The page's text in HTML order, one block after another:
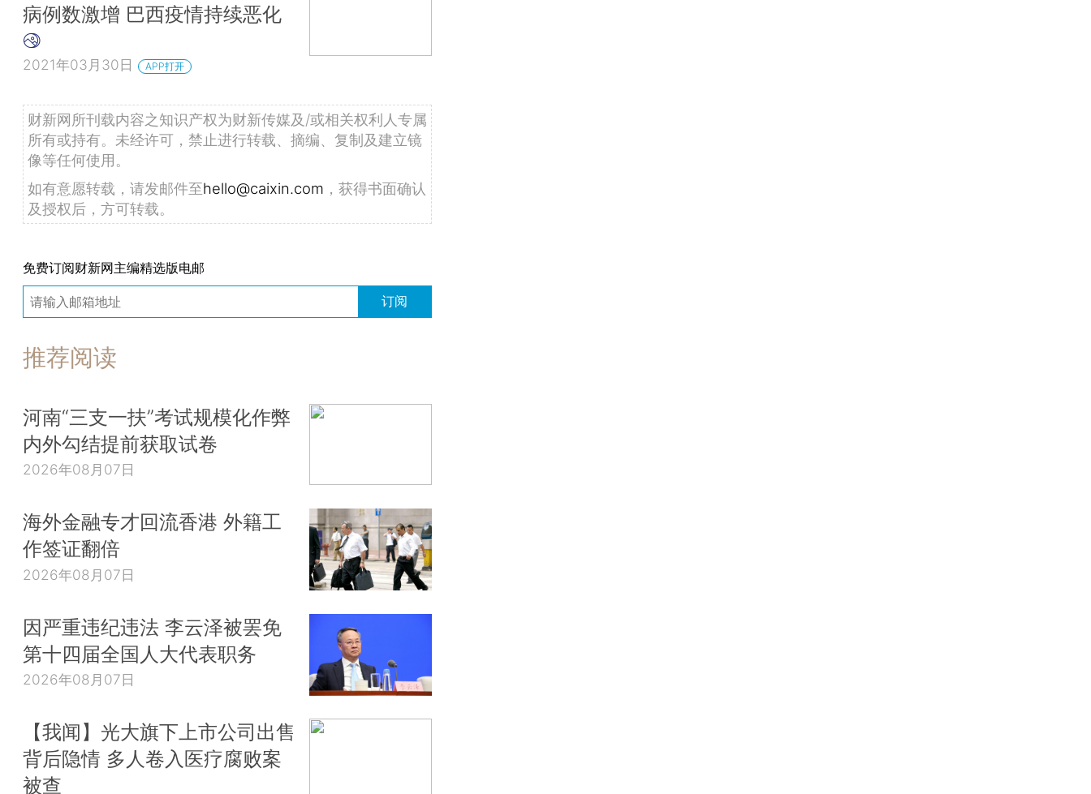
病例数激增 巴西疫情持续恶化
2021年03月30日 APP打开
财新网所刊载内容之知识产权为财新传媒及/或相关权利人专属
所有或持有。未经许可，禁止进行转载、摘编、复制及建立镜
像等任何使用。
如有意愿转载，请发邮件至hello@caixin.com ，获得书面确认
及授权后，方可转载。
免费订阅财新网主编精选版电邮
订阅
推荐阅读
河南“三支一扶”考试规模化作弊
内外勾结提前获取试卷
2026年08月07日
海外金融专才回流香港 外籍工
作签证翻倍
2026年08月07日
因严重违纪违法 李云泽被罢免
第十四届全国人大代表职务
2026年08月07日
【我闻】光大旗下上市公司出售
背后隐情 多人卷入医疗腐败案
被查